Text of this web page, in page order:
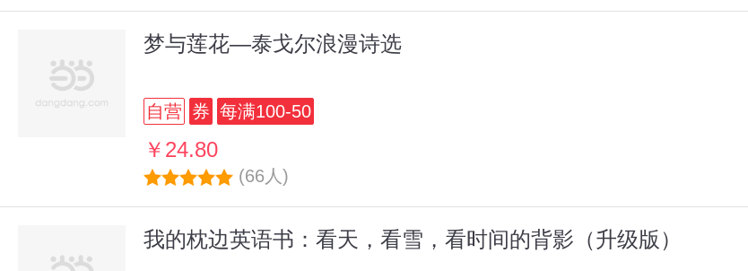
梦与莲花—泰戈尔浪漫诗选
自营 券 每满100-50
￥24.80
(66人)
我的枕边英语书：看天，看雪，看时间的背影（升级版）